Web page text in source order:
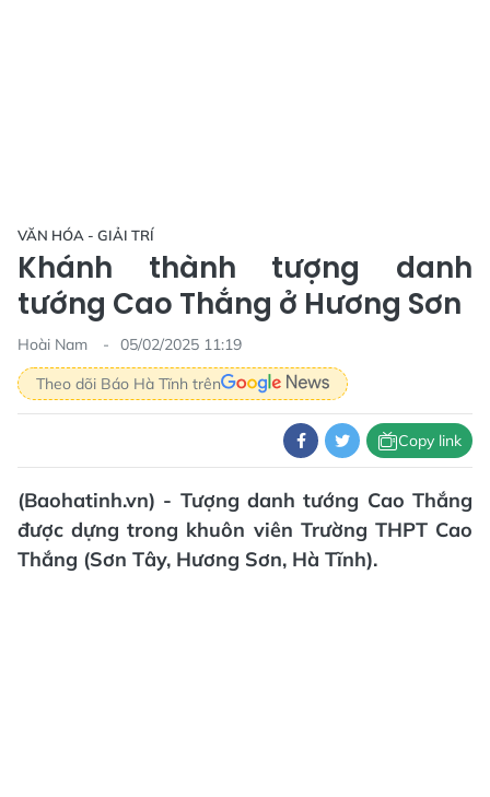
VĂN HÓA - GIẢI TRÍ
Khánh thành tượng danh
tướng Cao Thắng ở Hương Sơn
Hoài Nam
05/02/2025 11:19
Theo dõi Báo Hà Tĩnh trên
Copy link
(Baohatinh.vn) - Tượng danh tướng Cao Thắng
được dựng trong khuôn viên Trường THPT Cao
Thắng (Sơn Tây, Hương Sơn, Hà Tĩnh).